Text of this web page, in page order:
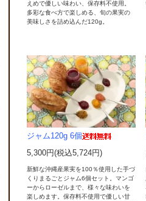
えめで優しい味わい、保存料不使用。
多彩な食べ方で楽しめる、旬の果実の
美味しさを詰め込んだ120g。
ジャム120g 6個
5,300円(税込5,724円)
新鮮な沖縄産果実を100％使用した手づ
くりまるごとジャム6個セット。マンゴ
ーからローゼルまで、様々な味わいを
楽しめます。保存料不使用で優しい甘